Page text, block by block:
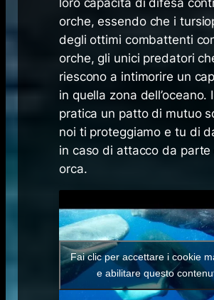
loro capacità di difesa
orche, essendo che i
degli ottimi combattenti
orche, gli unici predatori
riescono a intimorire un
in quella zona dell’oceano.
pratica un patto di mutuo
noi ti proteggiamo e tu di
in caso di attacco da parte
orca.
Fai clic per accettare i cookie
e abilitare questo